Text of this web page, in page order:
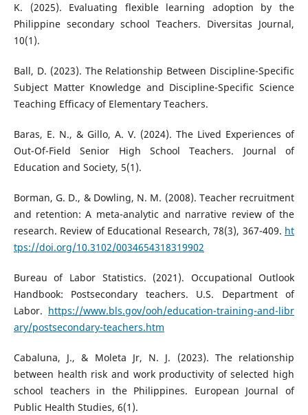
K. (2025). Evaluating flexible learning adoption by the
Philippine secondary school Teachers. Diversitas Journal,
10(1).
Ball, D. (2023). The Relationship Between Discipline-Specific
Subject Matter Knowledge and Discipline-Specific Science
Teaching Efficacy of Elementary Teachers.
Baras, E. N., & Gillo, A. V. (2024). The Lived Experiences of
Out-Of-Field Senior High School Teachers. Journal of
Education and Society, 5(1).
Borman, G. D., & Dowling, N. M. (2008). Teacher recruitment
and retention: A meta-analytic and narrative review of the
research. Review of Educational Research, 78(3), 367-409. ht
tps://doi.org/10.3102/0034654318319902
Bureau of Labor Statistics. (2021). Occupational Outlook
Handbook: Postsecondary teachers. U.S. Department of
Labor. https://www.bls.gov/ooh/education-training-and-libr
ary/postsecondary-teachers.htm
Cabaluna, J., & Moleta Jr, N. J. (2023). The relationship
between health risk and work productivity of selected high
school teachers in the Philippines. European Journal of
Public Health Studies, 6(1).